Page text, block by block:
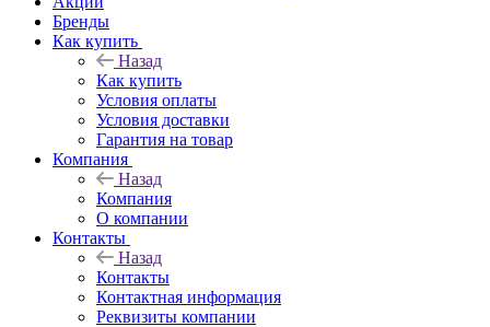
Бренды
Как купить
Назад
Как купить
Условия оплаты
Условия доставки
Гарантия на товар
Компания
Назад
Компания
О компании
Контакты
Назад
Контакты
Контактная информация
Реквизиты компании